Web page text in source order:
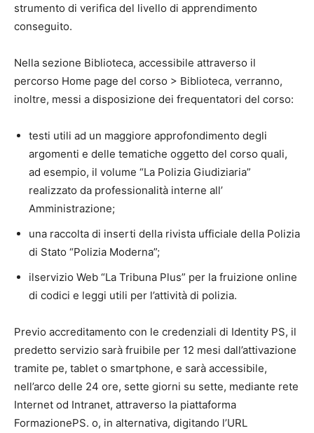
strumento di verifica del livello di apprendimento
conseguito.
Nella sezione Biblioteca, accessibile attraverso il
percorso Home page del corso > Biblioteca, verranno,
inoltre, messi a disposizione dei frequentatori del corso:
testi utili ad un maggiore approfondimento degli
argomenti e delle tematiche oggetto del corso quali,
ad esempio, il volume “La Polizia Giudiziaria”
realizzato da professionalità interne all’
Amministrazione;
una raccolta di inserti della rivista ufficiale della Polizia
di Stato “Polizia Moderna”;
ilservizio Web “La Tribuna Plus” per la fruizione online
di codici e leggi utili per l’attività di polizia.
Previo accreditamento con le credenziali di Identity PS, il
predetto servizio sarà fruibile per 12 mesi dall’attivazione
tramite pe, tablet o smartphone, e sarà accessibile,
nell’arco delle 24 ore, sette giorni su sette, mediante rete
Internet od Intranet, attraverso la piattaforma
FormazionePS. o, in alternativa, digitando l’URL